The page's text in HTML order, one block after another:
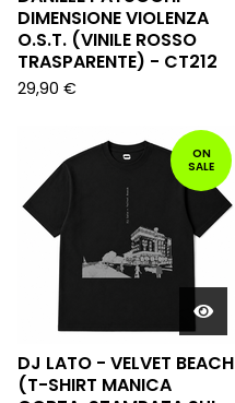
DIMENSIONE VIOLENZA
O.S.T. (VINILE ROSSO
TRASPARENTE) - CT212
29,90 €
ON
SALE
DJ LATO - VELVET BEACH
(T-SHIRT MANICA